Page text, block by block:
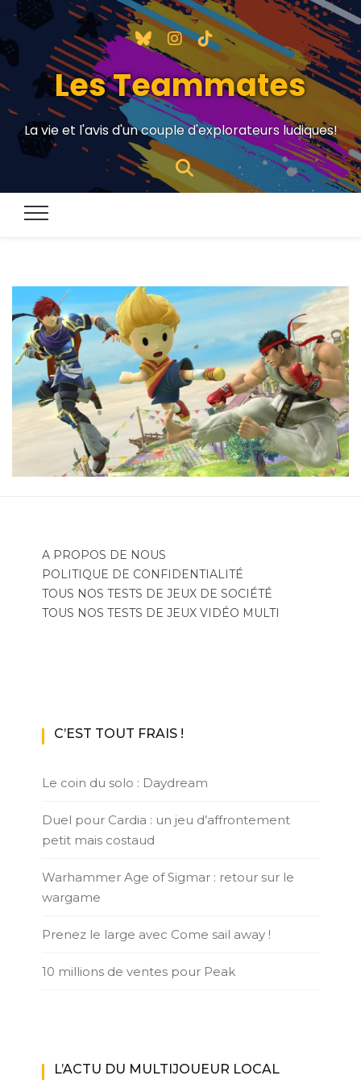
Les Teammates
La vie et l'avis d'un couple d'explorateurs ludiques!
A PROPOS DE NOUS
POLITIQUE DE CONFIDENTIALITÉ
TOUS NOS TESTS DE JEUX DE SOCIÉTÉ
TOUS NOS TESTS DE JEUX VIDÉO MULTI
C’EST TOUT FRAIS !
Le coin du solo : Daydream
Duel pour Cardia : un jeu d’affrontement
petit mais costaud
Warhammer Age of Sigmar : retour sur le
wargame
Prenez le large avec Come sail away !
10 millions de ventes pour Peak
L’ACTU DU MULTIJOUEUR LOCAL